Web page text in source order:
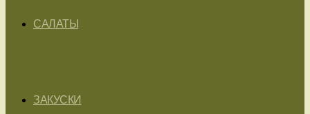
САЛАТЫ
ЗАКУСКИ